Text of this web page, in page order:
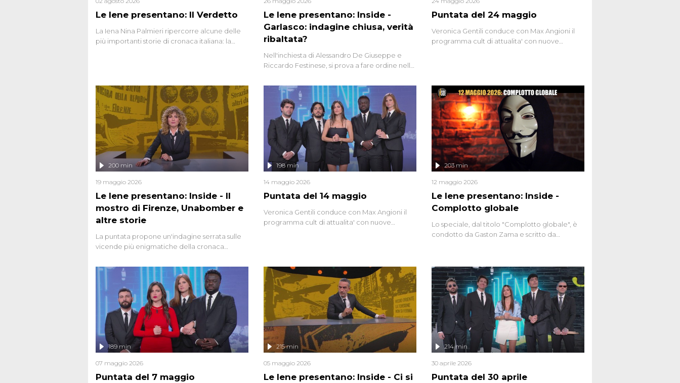
Le Iene presentano: Il Verdetto
La Iena Nina Palmieri ripercorre alcune delle
più importanti storie di cronaca italiana: la
Le Iene presentano: Inside -
Garlasco: indagine chiusa, verità
ribaltata?
Nell'inchiesta di Alessandro De Giuseppe e
Riccardo Festinese, si prova a fare ordine nella
continuano a emergere attorno a una delle
vicende giudiziarie più discusse degli ultimi
anni. Lo speciale ricostruisce la vicenda
mettendo in fila testimonianze, errori, dettagli
controversi e i protagonisti di un'indagine che
sembra non avere fine.
Puntata del 24 maggio
Veronica Gentili conduce con Max Angioni il
programma cult di attualita' con nuove
Le Iene presentano: Inside - Il
mostro di Firenze, Unabomber e
altre storie
200 min
19 maggio 2026
La puntata propone un'indagine serrata sulle
vicende più enigmatiche della cronaca
seriale responsabile di decine di attentati tra
gli anni '90 e il 2000 che, inquietantemente,
potrebbe essere ancora in libertà. Lo speciale
affronta inoltre le zone d'ombra sul Mostro di
Firenze, le cui responsabilità appaiono ancora
oggi avvolte in un groviglio di dubbi mai
chiariti. Nel corso dello speciale anche
l'intervista inedita a Olindo Romano, realizzata
ne...
Puntata del 14 maggio
198 min
14 maggio 2026
Veronica Gentili conduce con Max Angioni il
programma cult di attualita' con nuove
Le Iene presentano: Inside -
Complotto globale
203 min
12 maggio 2026
Lo speciale, dal titolo "Complotto globale", è
condotto da Gaston Zama e scritto da
alternative, dei sospetti globali e del
complottismo che negli ultimi anni hanno
invaso social network, talk show, piazze digitali
e immaginario collettivo.
Puntata del 7 maggio
189 min
07 maggio 2026
Le Iene presentano: Inside - Ci si
215 min
05 maggio 2026
Puntata del 30 aprile
214 min
30 aprile 2026